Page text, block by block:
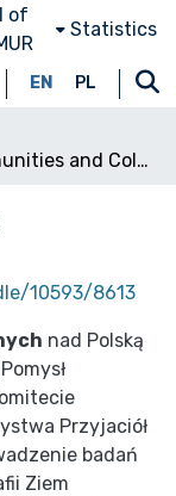
of
Statistics
EN PL
Subcommunities and Collections
10593/8613
nad Polską
Przyjaciół
badań
Ziem